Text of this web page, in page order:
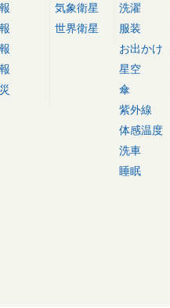
気象衛星
世界衛星
洗濯
服装
お出かけ
星空
傘
紫外線
体感温度
洗車
睡眠